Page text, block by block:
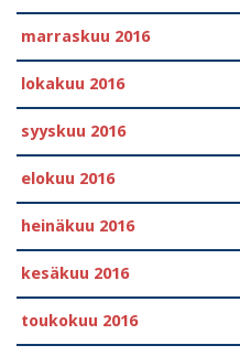
marraskuu 2016
lokakuu 2016
syyskuu 2016
elokuu 2016
heinäkuu 2016
kesäkuu 2016
toukokuu 2016